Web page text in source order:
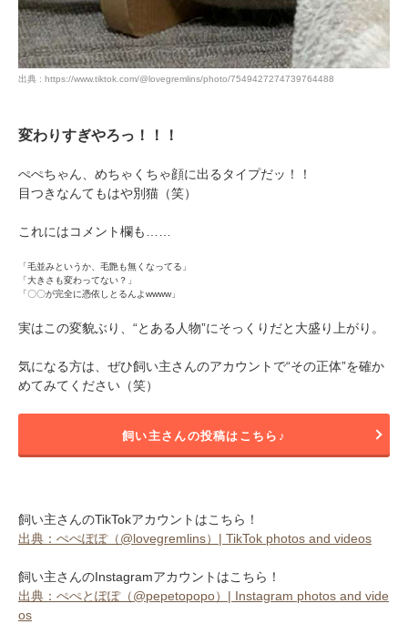
出典 : https://www.tiktok.com/@lovegremlins/photo/7549427274739764488
変わりすぎやろっ！！！
ぺぺちゃん、めちゃくちゃ顔に出るタイプだッ！！
目つきなんてもはや別猫（笑）
これにはコメント欄も……
「毛並みというか、毛艶も無くなってる」
「大きさも変わってない？」
「〇〇が完全に憑依しとるんよwwww」
実はこの変貌ぶり、“とある人物”にそっくりだと大盛り上がり。
気になる方は、ぜひ飼い主さんのアカウントで“その正体”を確か
めてみてください（笑）
飼い主さんの投稿はこちら♪
飼い主さんのTikTokアカウントはこちら！
出典：ぺぺぽぽ（@lovegremlins）| TikTok photos and videos
飼い主さんのInstagramアカウントはこちら！
出典：ぺぺとぽぽ（@pepetopopo）| Instagram photos and vide
os